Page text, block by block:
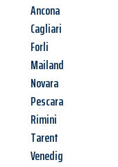
Ancona
Cagliari
Forli
Mailand
Novara
Pescara
Rimini
Tarent
Venedig